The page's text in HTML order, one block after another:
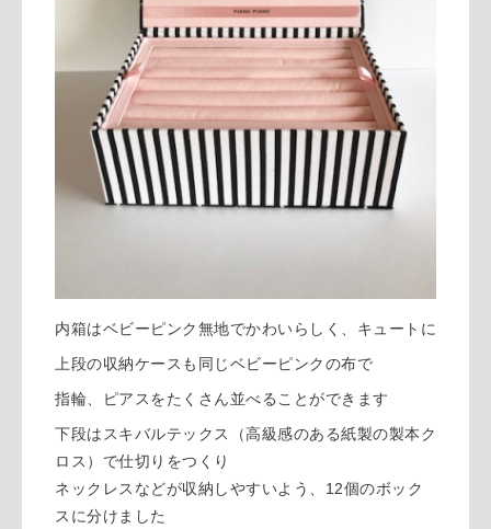
内箱はベビーピンク無地でかわいらしく、キュートに
上段の収納ケースも同じベビーピンクの布で
指輪、ピアスをたくさん並べることができます
下段はスキバルテックス（高級感のある紙製の製本ク
ロス）で仕切りをつくり
ネックレスなどが収納しやすいよう、12個のボック
スに分けました